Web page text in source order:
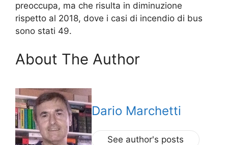
preoccupa, ma che risulta in diminuzione
rispetto al 2018, dove i casi di incendio di bus
sono stati 49.
About The Author
Dario Marchetti
See author's posts